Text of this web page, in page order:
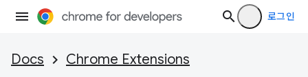
로그인
Docs Chrome Extensions